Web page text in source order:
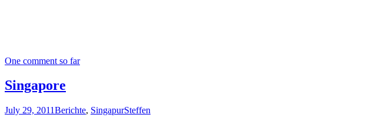
One comment so far
Singapore
July 29, 2011Berichte, SingapurSteffen